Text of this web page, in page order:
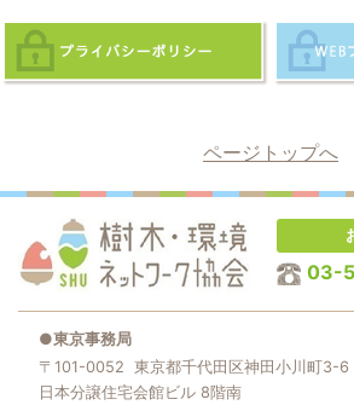
ページトップへ
03-
●東京事務局
〒101-0052 東京都千代田区神田小川町3-6
日本分譲住宅会館ビル 8階南